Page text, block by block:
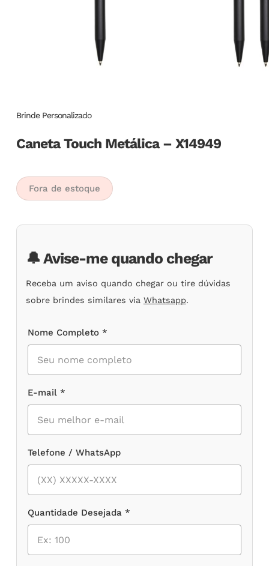
Brinde Personalizado
Caneta Touch Metálica – X14949
Fora de estoque
🔔 Avise-me quando chegar
Receba um aviso quando chegar ou tire dúvidas
sobre brindes similares via Whatsapp.
Nome Completo *
E-mail *
Telefone / WhatsApp
Quantidade Desejada *